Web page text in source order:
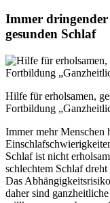
Immer
gesunden Schlaf
Hilfe für erholsamen,
Fortbildung
Immer mehr Menschen
Schlaf ist nicht
schlechtem Schlaf
Das
daher sind